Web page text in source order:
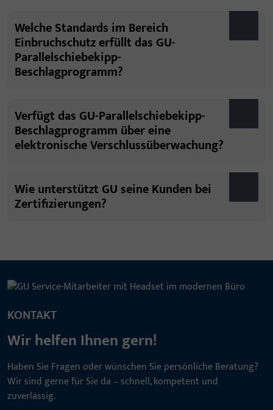
Welche Standards im Bereich
Einbruchschutz erfüllt das GU-
Parallelschiebekipp-
Beschlagprogramm?
Verfügt das GU-Parallelschiebekipp-
Beschlagprogramm über eine
elektronische Verschlussüberwachung?
Wie unterstützt GU seine Kunden bei
Zertifizierungen?
KONTAKT
Wir helfen Ihnen gern!
Haben Sie Fragen oder wünschen Sie persönliche Beratung?
Wir sind gerne für Sie da – schnell, kompetent und
zuverlässig.